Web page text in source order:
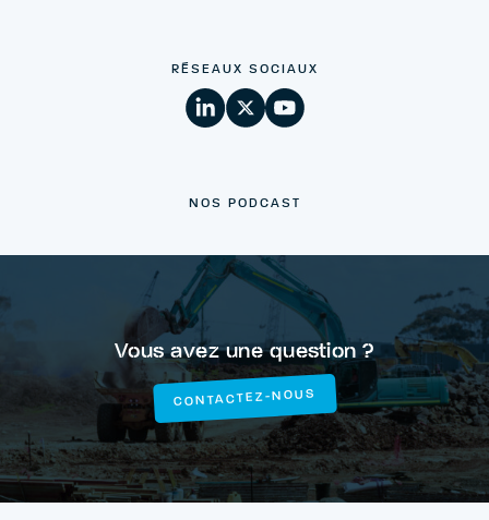
RÉSEAUX SOCIAUX
NOS PODCAST
Vous avez une question ?
CONTACTEZ-NOUS